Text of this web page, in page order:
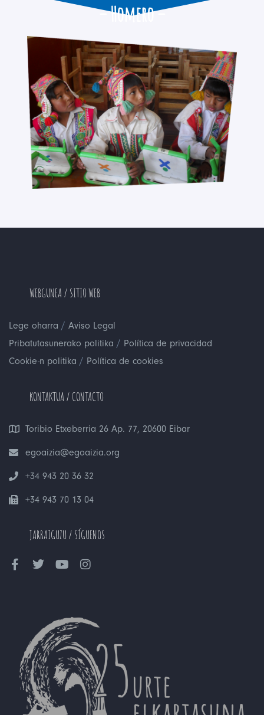
– Homero –
WEBGUNEA / SITIO WEB
Lege oharra / Aviso Legal
Pribatutasunerako politika / Política de privacidad
Cookie-n politika / Política de cookies
KONTAKTUA / CONTACTO
Toribio Etxeberria 26 Ap. 77, 20600 Eibar
egoaizia@egoaizia.org
+34 943 20 36 32
+34 943 70 13 04
JARRAIGUZU / SÍGUENOS